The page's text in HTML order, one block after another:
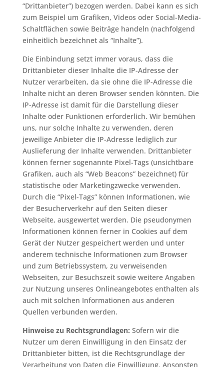
“Drittanbieter”) bezogen werden. Dabei kann es sich
zum Beispiel um Grafiken, Videos oder Social-Media-
Schaltflächen sowie Beiträge handeln (nachfolgend
einheitlich bezeichnet als “Inhalte”).
Die Einbindung setzt immer voraus, dass die
Drittanbieter dieser Inhalte die IP-Adresse der
Nutzer verarbeiten, da sie ohne die IP-Adresse die
Inhalte nicht an deren Browser senden könnten. Die
IP-Adresse ist damit für die Darstellung dieser
Inhalte oder Funktionen erforderlich. Wir bemühen
uns, nur solche Inhalte zu verwenden, deren
jeweilige Anbieter die IP-Adresse lediglich zur
Auslieferung der Inhalte verwenden. Drittanbieter
können ferner sogenannte Pixel-Tags (unsichtbare
Grafiken, auch als “Web Beacons” bezeichnet) für
statistische oder Marketingzwecke verwenden.
Durch die “Pixel-Tags” können Informationen, wie
der Besucherverkehr auf den Seiten dieser
Webseite, ausgewertet werden. Die pseudonymen
Informationen können ferner in Cookies auf dem
Gerät der Nutzer gespeichert werden und unter
anderem technische Informationen zum Browser
und zum Betriebssystem, zu verweisenden
Webseiten, zur Besuchszeit sowie weitere Angaben
zur Nutzung unseres Onlineangebotes enthalten als
auch mit solchen Informationen aus anderen
Quellen verbunden werden.
Hinweise zu Rechtsgrundlagen: Sofern wir die
Nutzer um deren Einwilligung in den Einsatz der
Drittanbieter bitten, ist die Rechtsgrundlage der
Verarbeitung von Daten die Einwilligung. Ansonsten